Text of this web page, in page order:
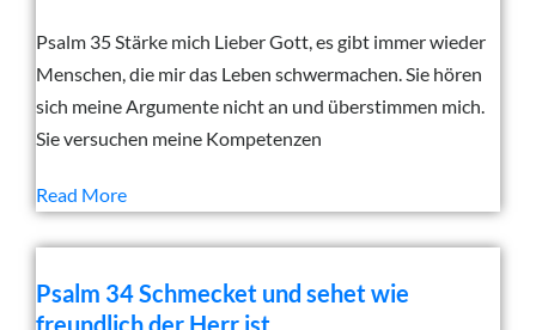
Psalm 35 Stärke mich Lieber Gott, es gibt immer wieder
Menschen, die mir das Leben schwermachen. Sie hören
sich meine Argumente nicht an und überstimmen mich.
Sie versuchen meine Kompetenzen
Read More
Psalm 34 Schmecket und sehet wie
freundlich der Herr ist